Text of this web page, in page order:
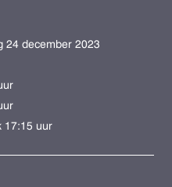
24 december 2023
17:15 uur